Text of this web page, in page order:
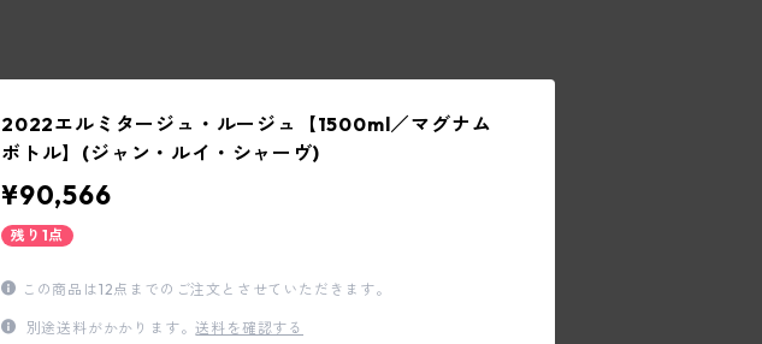
2022エルミタージュ・ルージュ【1500ml／マグナム
ボトル】(ジャン・ルイ・シャーヴ)
¥90,566
残り1点
この商品は12点までのご注文とさせていただきます。
別途送料がかかります。送料を確認する